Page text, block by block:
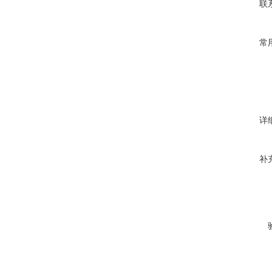
联
常
详
补